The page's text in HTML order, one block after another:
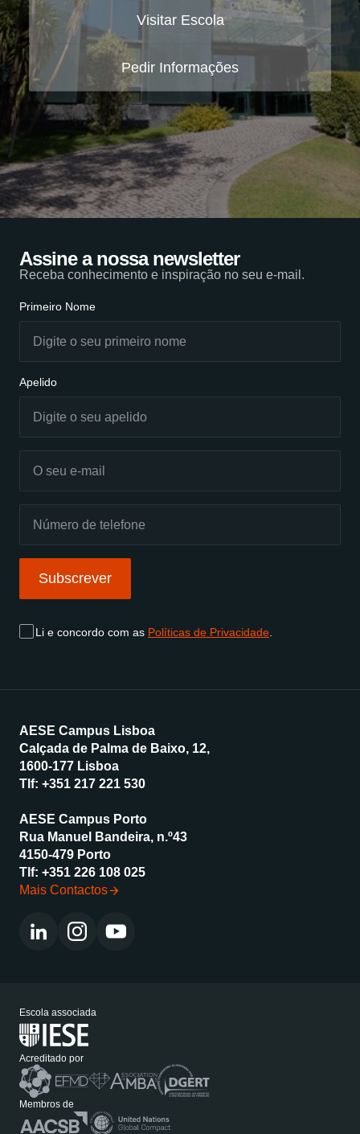
Visitar Escola
Pedir Informações
Assine a nossa newsletter
Receba conhecimento e inspiração no seu e-mail.
Primeiro Nome
Apelido
Subscrever
Li e concordo com as Políticas de Privacidade.
AESE Campus Lisboa
Calçada de Palma de Baixo, 12,
1600-177 Lisboa
Tlf: +351 217 221 530
AESE Campus Porto
Rua Manuel Bandeira, n.º43
4150-479 Porto
Tlf: +351 226 108 025
Mais Contactos
Escola associada
Acreditado por
Membros de